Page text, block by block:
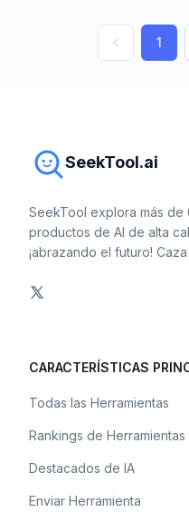
1
SeekTool.ai
SeekTool explora más de
productos de AI de alta
¡abrazando el futuro! Caza
CARACTERÍSTICAS
Todas las Herramientas
Rankings de Herramientas
Destacados de IA
Enviar Herramienta